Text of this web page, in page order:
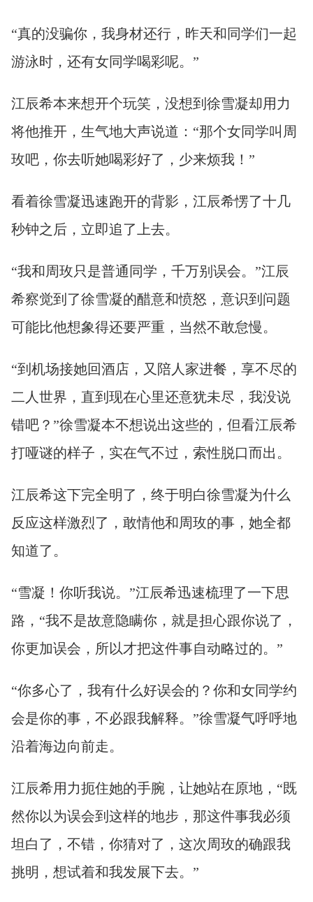
“真的没骗你，我身材还行，昨天和同学们一起
游泳时，还有女同学喝彩呢。”
江辰希本来想开个玩笑，没想到徐雪凝却用力
将他推开，生气地大声说道：“那个女同学叫周
玫吧，你去听她喝彩好了，少来烦我！”
看着徐雪凝迅速跑开的背影，江辰希愣了十几
秒钟之后，立即追了上去。
“我和周玫只是普通同学，千万别误会。”江辰
希察觉到了徐雪凝的醋意和愤怒，意识到问题
可能比他想象得还要严重，当然不敢怠慢。
“到机场接她回酒店，又陪人家进餐，享不尽的
二人世界，直到现在心里还意犹未尽，我没说
错吧？”徐雪凝本不想说出这些的，但看江辰希
打哑谜的样子，实在气不过，索性脱口而出。
江辰希这下完全明了，终于明白徐雪凝为什么
反应这样激烈了，敢情他和周玫的事，她全都
知道了。
“雪凝！你听我说。”江辰希迅速梳理了一下思
路，“我不是故意隐瞒你，就是担心跟你说了，
你更加误会，所以才把这件事自动略过的。”
“你多心了，我有什么好误会的？你和女同学约
会是你的事，不必跟我解释。”徐雪凝气呼呼地
沿着海边向前走。
江辰希用力扼住她的手腕，让她站在原地，“既
然你以为误会到这样的地步，那这件事我必须
坦白了，不错，你猜对了，这次周玫的确跟我
挑明，想试着和我发展下去。”